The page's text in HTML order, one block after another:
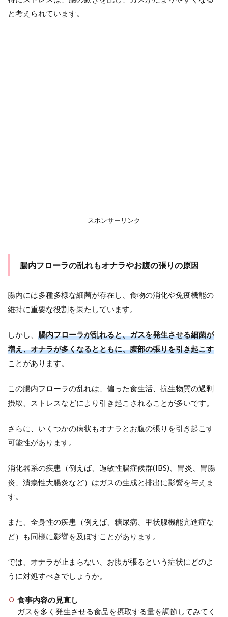
と考えられています。
スポンサーリンク
腸内フローラの乱れもオナラやお腹の張りの原因
腸内には多種多様な細菌が存在し、食物の消化や免疫機能の
維持に重要な役割を果たしています。
しかし、 腸内フローラが乱れると、ガスを発生させる細菌が
増え、オナラが多くなるとともに、腹部の張りを引き起こす
ことがあります。
この腸内フローラの乱れは、偏った食生活、抗生物質の過剰
摂取、ストレスなどにより引き起こされることが多いです。
さらに、いくつかの病状もオナラとお腹の張りを引き起こす
可能性があります。
消化器系の疾患（例えば、過敏性腸症候群(IBS)、胃炎、胃腸
炎、潰瘍性大腸炎など）はガスの生成と排出に影響を与えま
す。
また、全身性の疾患（例えば、糖尿病、甲状腺機能亢進症な
ど）も同様に影響を及ぼすことがあります。
では、オナラが止まらない、お腹が張るという症状にどのよ
うに対処すべきでしょうか。
食事内容の見直し
ガスを多く発生させる食品を摂取する量を調節してみてく